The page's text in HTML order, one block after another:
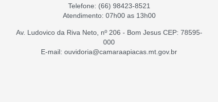
Telefone: (66) 98423-8521
Atendimento: 07h00 as 13h00
Av. Ludovico da Riva Neto, nº 206 - Bom Jesus CEP: 78595-
000
E-mail: ouvidoria@camaraapiacas.mt.gov.br